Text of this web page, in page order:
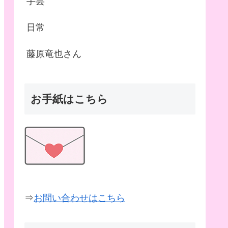
日常
藤原竜也さん
お手紙はこちら
⇒お問い合わせはこちら